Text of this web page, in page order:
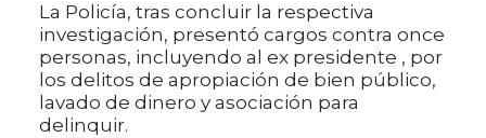
La Policía, tras concluir la respectiva
investigación, presentó cargos contra once
personas, incluyendo al ex presidente , por
los delitos de apropiación de bien público,
lavado de dinero y asociación para
delinquir.